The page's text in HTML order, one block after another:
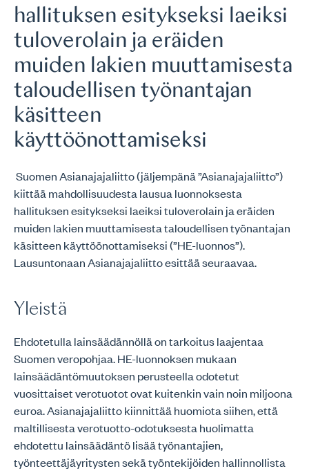
hallituksen esitykseksi laeiksi
tuloverolain ja eräiden
muiden lakien muuttamisesta
taloudellisen työnantajan
käsitteen
käyttöönottamiseksi
Suomen Asianajajaliitto (jäljempänä ”Asianajajaliitto”)
kiittää mahdollisuudesta lausua luonnoksesta
hallituksen esitykseksi laeiksi tuloverolain ja eräiden
muiden lakien muuttamisesta taloudellisen työnantajan
käsitteen käyttöönottamiseksi (”HE-luonnos”).
Lausuntonaan Asianajajaliitto esittää seuraavaa.
Yleistä
Ehdotetulla lainsäädännöllä on tarkoitus laajentaa
Suomen veropohjaa. HE-luonnoksen mukaan
lainsäädäntömuutoksen perusteella odotetut
vuosittaiset verotuotot ovat kuitenkin vain noin miljoona
euroa. Asianajajaliitto kiinnittää huomiota siihen, että
maltillisesta verotuotto-odotuksesta huolimatta
ehdotettu lainsäädäntö lisää työnantajien,
työnteettäjäyritysten sekä työntekijöiden hallinnollista